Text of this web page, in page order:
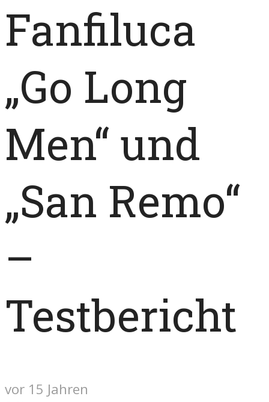
Fanfiluca
„Go Long
Men“ und
„San Remo“
–
Testbericht
vor 15 Jahren